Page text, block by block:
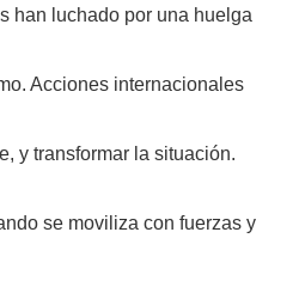
han luchado por una huelga
Acciones internacionales
y transformar la situación.
se moviliza con fuerzas y